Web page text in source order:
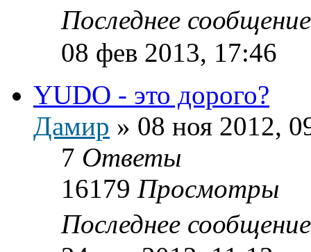
Последнее
08 фев 2013, 17:46
YUDO - это дорого?
Дамир » 08 ноя 2012,
7 Ответы
16179 Просмотры
Последнее